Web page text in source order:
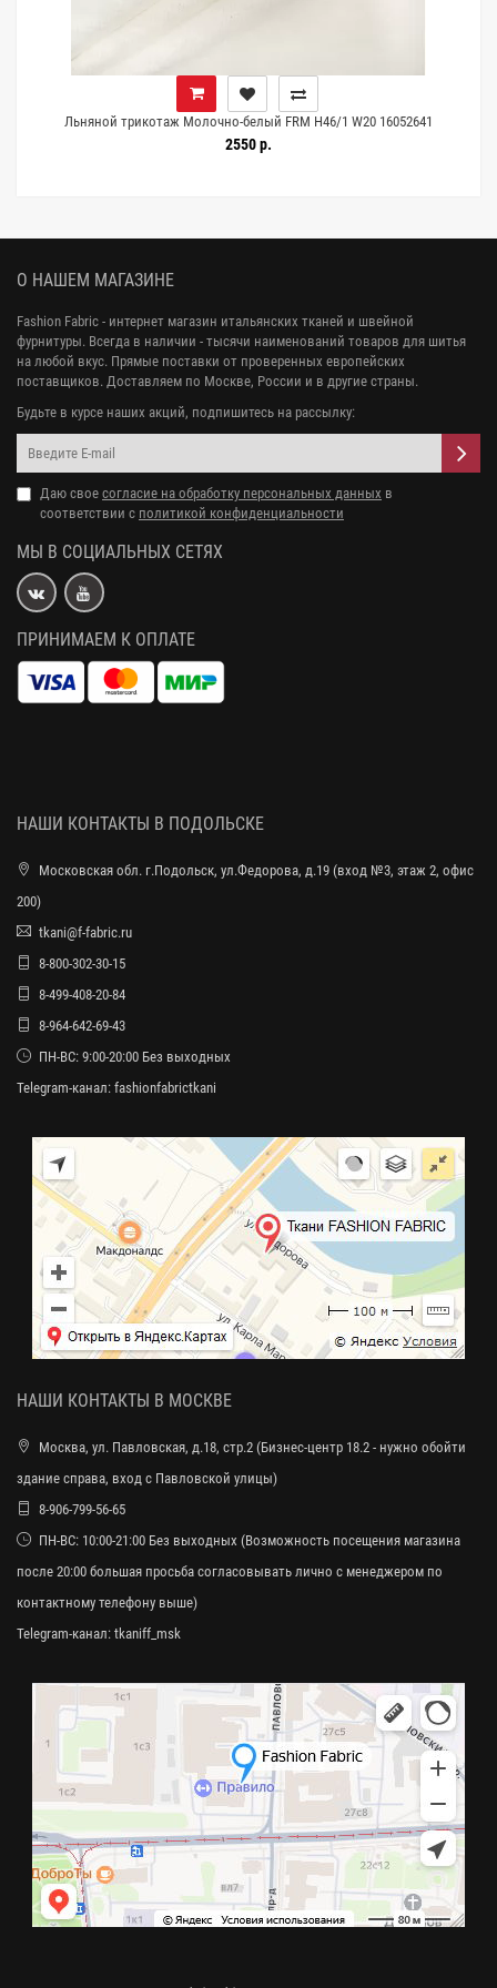
Льняной трикотаж Молочно-белый FRM H46/1 W20 16052641
2550 р.
О НАШЕМ МАГАЗИНЕ
Fashion Fabric - интернет магазин итальянских тканей и швейной
фурнитуры. Всегда в наличии - тысячи наименований товаров для шитья
на любой вкус. Прямые поставки от проверенных европейских
поставщиков. Доставляем по Москве, России и в другие страны.
Будьте в курсе наших акций, подпишитесь на рассылку:
Даю свое согласие на обработку персональных данных в
соответствии с политикой конфиденциальности
МЫ В СОЦИАЛЬНЫХ СЕТЯХ
ПРИНИМАЕМ К ОПЛАТЕ
НАШИ КОНТАКТЫ В ПОДОЛЬСКЕ
Московская обл. г.Подольск, ул.Федорова, д.19 (вход №3, этаж 2, офис
200)
tkani@f-fabric.ru
8-800-302-30-15
8-499-408-20-84
8-964-642-69-43
ПН-ВС: 9:00-20:00 Без выходных
Telegram-канал: fashionfabrictkani
НАШИ КОНТАКТЫ В МОСКВЕ
Москва, ул. Павловская, д.18, стр.2 (Бизнес-центр 18.2 - нужно обойти
здание справа, вход с Павловской улицы)
8-906-799-56-65
ПН-ВС: 10:00-21:00 Без выходных (Возможность посещения магазина
после 20:00 большая просьба согласовывать лично с менеджером по
контактному телефону выше)
Telegram-канал: tkaniff_msk